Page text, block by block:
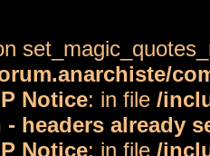
Notice: in file /
headers already
Notice: in file /